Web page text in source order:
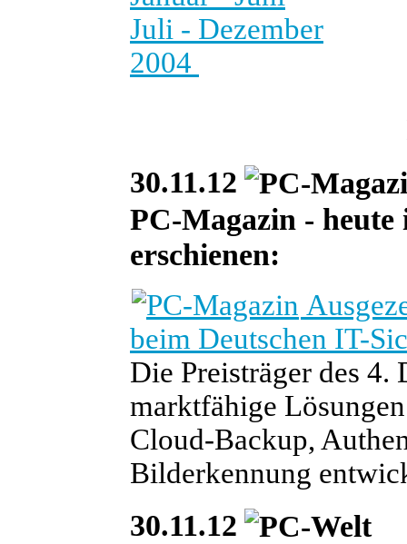
Juli - Dezember
2004
30.11.12
PC-Magazin -
erschienen:
beim Deutschen IT-
Die Preisträger des 4.
marktfähige
Cloud-Backup,
Bilderkennung
30.11.12